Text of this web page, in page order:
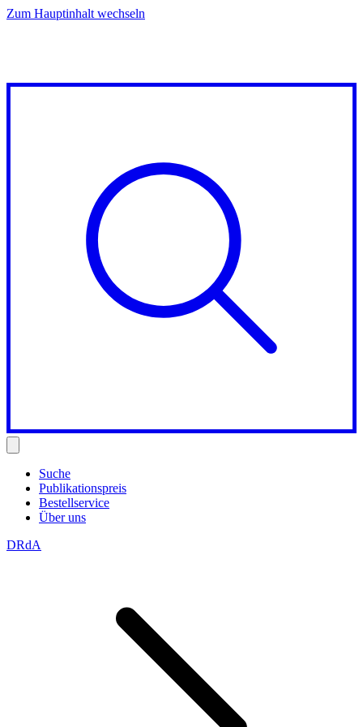
Zum Hauptinhalt wechseln
Suche
Publikationspreis
Bestellservice
Über uns
DRdA